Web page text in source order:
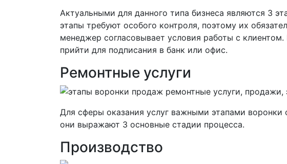
Актуальными для данного типа бизнеса являются 3
этапы требуют особого контроля, поэтому их
менеджер согласовывает условия работы с
прийти для подписания в банк или офис.
Ремонтные услуги
Для сферы оказания услуг важными этапами воронки
они выражают 3 основные стадии процесса.
Производство